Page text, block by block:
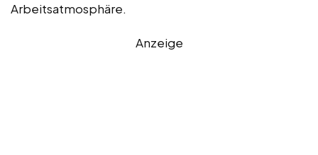
Arbeitsatmosphäre.
Anzeige